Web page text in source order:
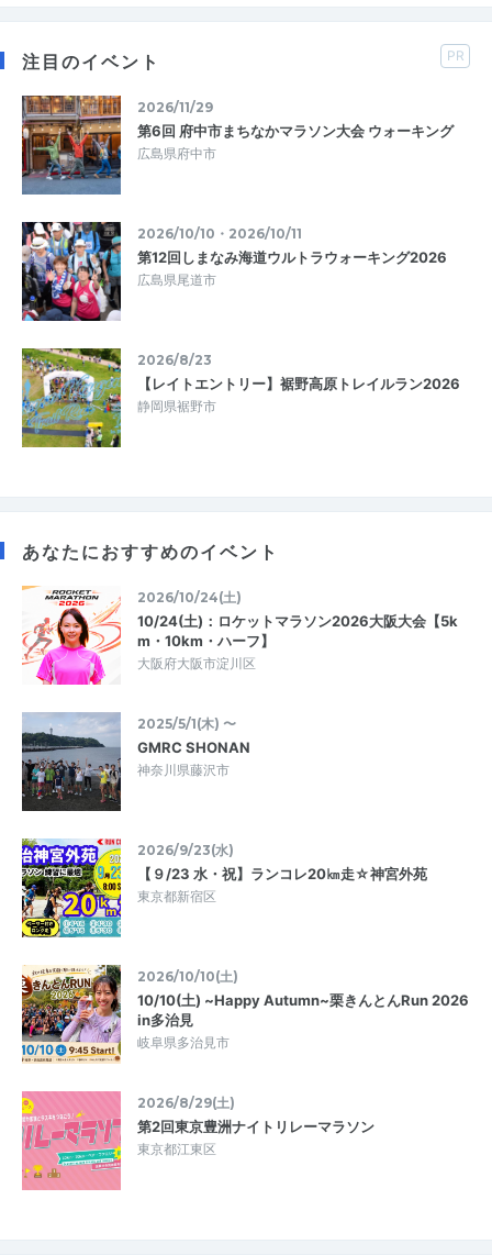
注目のイベント PR
2026/11/29
第6回 府中市まちなかマラソン大会 ウォーキング
広島県府中市
2026/10/10・2026/10/11
第12回しまなみ海道ウルトラウォーキング2026
広島県尾道市
2026/8/23
【レイトエントリー】裾野高原トレイルラン2026
静岡県裾野市
あなたにおすすめのイベント
2026/10/24(土)
10/24(土)：ロケットマラソン2026大阪大会【5k
m・10km・ハーフ】
大阪府大阪市淀川区
2025/5/1(木) 〜
GMRC SHONAN
神奈川県藤沢市
2026/9/23(水)
【９/23 水・祝】ランコレ20㎞走☆神宮外苑
東京都新宿区
2026/10/10(土)
10/10(土) ~Happy Autumn~栗きんとんRun 2026
in多治見
岐阜県多治見市
2026/8/29(土)
第2回東京豊洲ナイトリレーマラソン
東京都江東区